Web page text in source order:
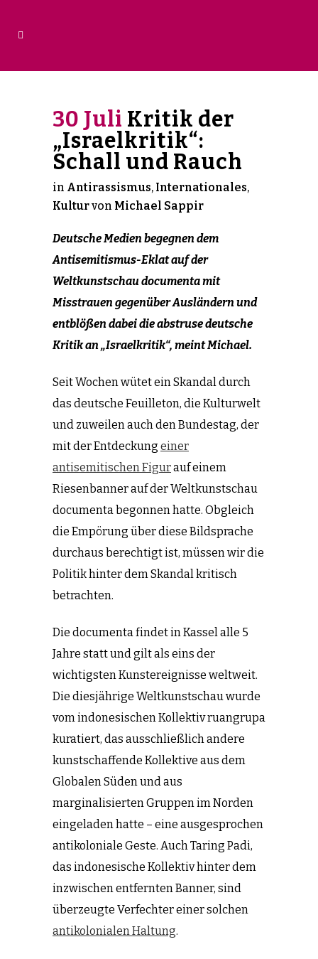
30 Juli Kritik der
„Israelkritik“:
Schall und Rauch
in Antirassismus, Internationales,
Kulturvon Michael Sappir
Deutsche Medien begegnen dem
Antisemitismus-Eklat auf der
Weltkunstschau documenta mit
Misstrauen gegenüber Ausländern und
entblößen dabei die abstruse deutsche
Kritik an „Israelkritik“, meint Michael.
Seit Wochen wütet ein Skandal durch
das deutsche Feuilleton, die Kulturwelt
und zuweilen auch den Bundestag, der
mit der Entdeckung einer
antisemitischen Figurauf einem
Riesenbanner auf der Weltkunstschau
documenta begonnen hatte. Obgleich
die Empörung über diese Bildsprache
durchaus berechtigt ist, müssen wir die
Politik hinter dem Skandal kritisch
betrachten.
Die documenta findet in Kassel alle 5
Jahre statt und gilt als eins der
wichtigsten Kunstereignisse weltweit.
Die diesjährige Weltkunstschau wurde
vom indonesischen Kollektiv ruangrupa
kuratiert, das ausschließlich andere
kunstschaffende Kollektive aus dem
Globalen Süden und aus
marginalisierten Gruppen im Norden
eingeladen hatte – eine ausgesprochen
antikoloniale Geste. Auch Taring Padi,
das indonesische Kollektiv hinter dem
inzwischen entfernten Banner, sind
überzeugte Verfechter einer solchen
antikolonialen Haltung.